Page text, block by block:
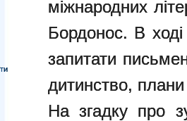
міжнародних
Бордонос. В ході
запитати
дитинство,
На згадку про